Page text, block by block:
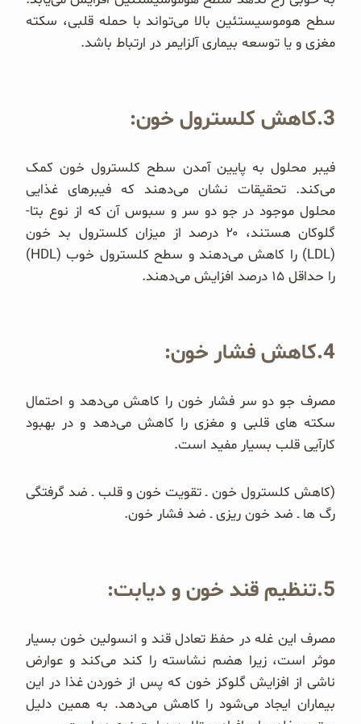
سطح هوموسیستئین بالا می‌تواند با حمله قلبی، سکته
مغزی و یا توسعه بیماری آلزایمر در ارتباط باشد.
3.کاهش کلسترول خون:
فیبر محلول به پایین آمدن سطح کلسترول خون کمک
می‌کند. تحقیقات نشان می‌دهند که فیبرهای غذایی
محلول موجود در جو دو سر و سبوس آن که از نوع بتا-
گلوکان هستند، ۲۰ درصد از میزان کلسترول بد خون
(LDL) را کاهش می‌دهند و سطح کلسترول خوب (HDL)
را حداقل ۱۵ درصد افزایش می‌دهند.
4.کاهش فشار خون:
مصرف جو دو سر فشار خون را کاهش می‌دهد و احتمال
سکته های قلبی و مغزی را کاهش می‌دهد و در بهبود
کارآیی قلب بسیار مفید است.
(کاهش کلسترول خون ـ تقویت خون و قلب ـ ضد گرفتگی
رگ ها ـ ضد خون ریزی ـ ضد فشار خون.
5.تنظیم قند خون و دیابت:
مصرف این غله در حفظ تعادل قند و انسولین خون بسیار
موثر است، زیرا هضم نشاسته را کند می‌کند و عوارض
ناشی از افزایش گلوکز خون که پس از خوردن غذا در این
بیماران ایجاد می‌شود را کاهش می‌دهد. به همین دلیل